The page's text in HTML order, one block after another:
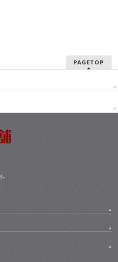
PAGETOP